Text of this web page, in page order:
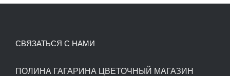
СВЯЗАТЬСЯ С НАМИ
ПОЛИНА ГАГАРИНА ЦВЕТОЧНЫЙ МАГАЗИН